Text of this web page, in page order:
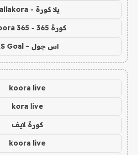
يلا كورة - yallakora
كورة 365 - kooora 365
اس جول - AS Goal
koora live
kora live
كورة لايف
koora live